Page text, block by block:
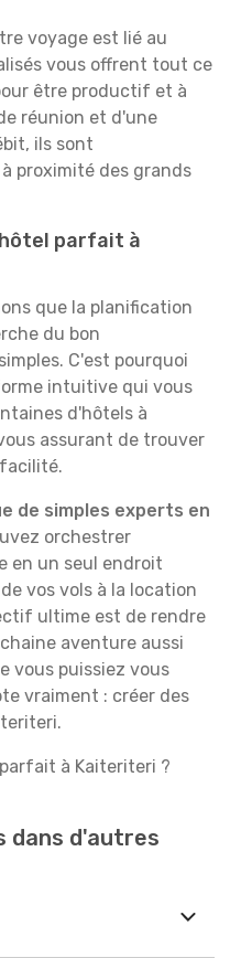
voyage est lié au
vous offrent tout ce
être productif et à
réunion et d'une
ils sont
proximité des grands
parfait à
que la planification
du bon
C'est pourquoi
intuitive qui vous
d'hôtels à
assurant de trouver
de simples experts en
orchestrer
en un seul endroit
vos vols à la location
ultime est de rendre
aventure aussi
vous puissiez vous
vraiment : créer des
à Kaiteriteri ?
dans d'autres